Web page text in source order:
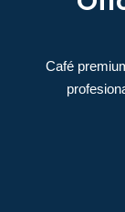
Café